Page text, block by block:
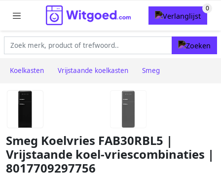
Koelkasten Vrijstaande koelkasten Smeg
Smeg Koelvries FAB30RBL5 |
Vrijstaande koel-vriescombinaties |
8017709297756